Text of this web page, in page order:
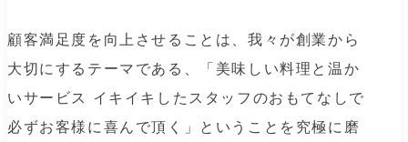
顧客満足度を向上させることは、我々が創業から
大切にするテーマである、
「美味しい料理と温か
いサービス イキイキしたスタッフのおもてなしで
必ずお客様に喜んで頂く」ということを究極に磨